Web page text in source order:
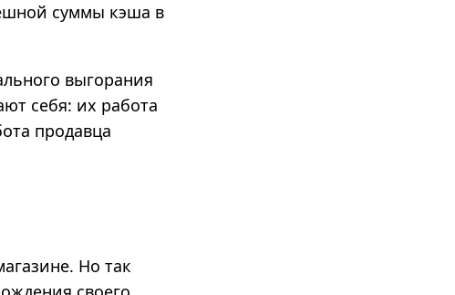
суммы кэша в
выгорания
себя: их работа
продавца
Но так